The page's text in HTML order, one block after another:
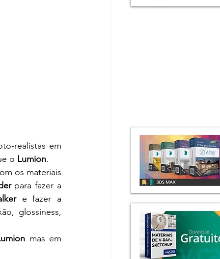
realistas em
o Lumion.
os materiais
para fazer a
e fazer a
glossiness,
mas em